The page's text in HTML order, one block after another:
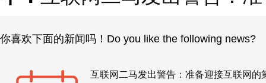
你喜欢下面的新闻吗！Do you like the following news?
互联网二马发出警告：准备迎接互联网的